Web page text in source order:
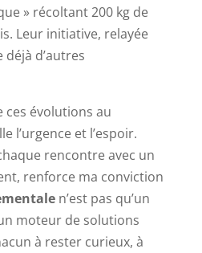
» récoltant 200 kg de
Leur initiative, relayée
d’autres
ces évolutions au
l’urgence et l’espoir.
rencontre avec un
renforce ma conviction
n’est pas qu’un
moteur de solutions
à rester curieux, à